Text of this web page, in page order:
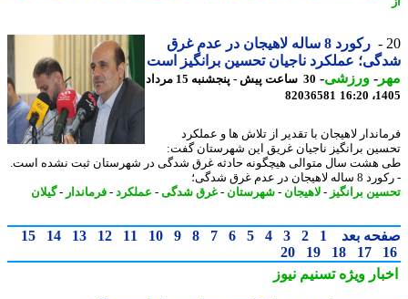
رکورد 8 ساله لاهیجان در عدم غرق
عملکرد ناجیان تحسین برانگیز است
-ورزشی-
30 ساعت پیش - پنجشنبه 15 مرداد
82036581
لاهیجان با تقدیر از تلاش ها و عملکرد
برانگیز ناجیان غریق این شهرستان گفت:
هشت سال متوالی هیچگونه حادثه غرق شدگی در شهرستان ثبت نشده است.
در عدم غرق شدگی؛
برانگیز
-لاهیجان-شهرستان-غرق شدگی-عملکرد-فرماندار-گیلان
بعد 1
2
3
4
5
6
7
8
9
10
11
12
13
14
15
17
18
19
20
ویژهتسنیم نیوز